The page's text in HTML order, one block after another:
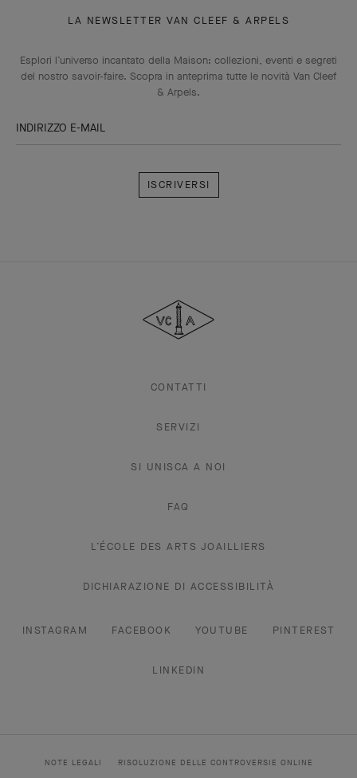
LA NEWSLETTER VAN CLEEF & ARPELS
Esplori l’universo incantato della Maison: collezioni, eventi e segreti
del nostro savoir-faire. Scopra in anteprima tutte le novità Van Cleef
& Arpels.
INDIRIZZO E-MAIL
&
Arpels
CONTATTI
SERVIZI
SI UNISCA A NOI
FAQ
L’ÉCOLE DES ARTS JOAILLIERS
DICHIARAZIONE DI ACCESSIBILITÀ
INSTAGRAM FACEBOOK YOUTUBE PINTEREST
LINKEDIN
NOTE LEGALI RISOLUZIONE DELLE CONTROVERSIE ONLINE